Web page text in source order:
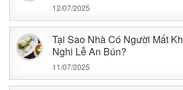
12/07/2025
Tại Sao Nhà Có Người Mất
Nghi Lễ An Bún?
11/07/2025